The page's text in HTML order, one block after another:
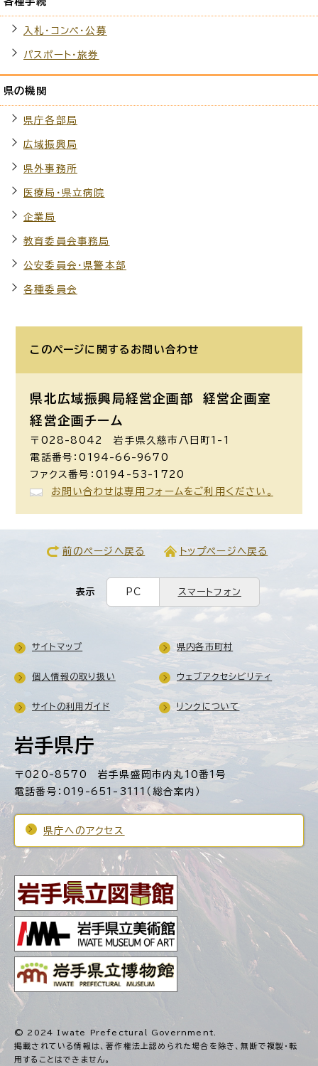
入札・コンペ・公募
パスポート・旅券
県の機関
県庁各部局
広域振興局
県外事務所
医療局・県立病院
企業局
教育委員会事務局
公安委員会・県警本部
各種委員会
このページに関する お問い合わせ
県北広域振興局経営企画部 経営企画室
経営企画チーム
〒028-8042 岩手県久慈市八日町1-1
電話番号：0194-66-9670
ファクス番号：0194-53-1720
お問い合わせは専用フォームをご利用ください。
前のページへ戻る トップページへ戻る
表示 PC スマートフォン
岩手県庁
〒020-8570 岩手県盛岡市内丸10番1号
電話番号：019-651-3111（総合案内）
県庁へのアクセス
サイトマップ 県内各市町村
個人情報の取り扱い ウェブアクセシビリティ
サイトの利用ガイド リンクについて
© 2024 Iwate Prefectural Government.
掲載されている情報は、著作権法上認められた場合を除き、無断で複製・転
用することはできません。